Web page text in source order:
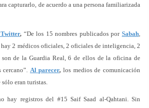
capturarlo, de acuerdo a una persona familiarizada
Twitter, “De los 15 nombres publicados porSabah
hay 2 médicos oficiales, 2 oficiales de inteligencia, 2
de la Guardia Real, 6 de ellos de la oficina de
Al parecer, los medios de comunicación
eran turistas.
hay registros del #15 Saif Saad al-Qahtani. Sin